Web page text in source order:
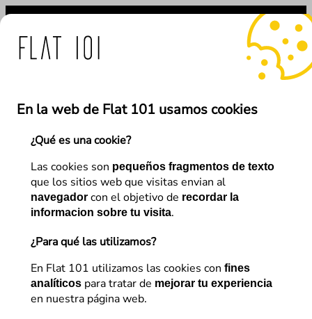
En la web de Flat 101 usamos cookies
¿Qué es una cookie?
Las cookies son pequeños fragmentos de texto
que los sitios web que visitas envian al
navegador con el objetivo de recordar la
informacion sobre tu visita.
¿Para qué las utilizamos?
En Flat 101 utilizamos las cookies con fines
analíticos para tratar de mejorar tu experiencia
en nuestra página web.
Saltar
contenido
de Flat 101 ante
Anterior Siguiente
SEO
Hacer SEO en bañador y
chanclas
Flat 101